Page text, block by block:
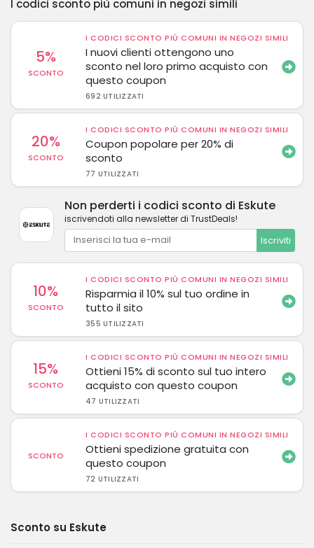
I codici sconto più comuni in negozi simili
5%
SCONTO
I CODICI SCONTO PIÙ COMUNI IN NEGOZI SIMILI
I nuovi clienti ottengono uno
sconto nel loro primo acquisto con
questo coupon
692 UTILIZZATI
20%
SCONTO
I CODICI SCONTO PIÙ COMUNI IN NEGOZI SIMILI
Coupon popolare per 20% di
sconto
77 UTILIZZATI
Non perderti i codici sconto di Eskute
iscrivendoti alla newsletter di TrustDeals!
Iscriviti
10%
SCONTO
I CODICI SCONTO PIÙ COMUNI IN NEGOZI SIMILI
Risparmia il 10% sul tuo ordine in
tutto il sito
355 UTILIZZATI
15%
SCONTO
I CODICI SCONTO PIÙ COMUNI IN NEGOZI SIMILI
Ottieni 15% di sconto sul tuo intero
acquisto con questo coupon
47 UTILIZZATI
SCONTO
I CODICI SCONTO PIÙ COMUNI IN NEGOZI SIMILI
Ottieni spedizione gratuita con
questo coupon
72 UTILIZZATI
Sconto su Eskute